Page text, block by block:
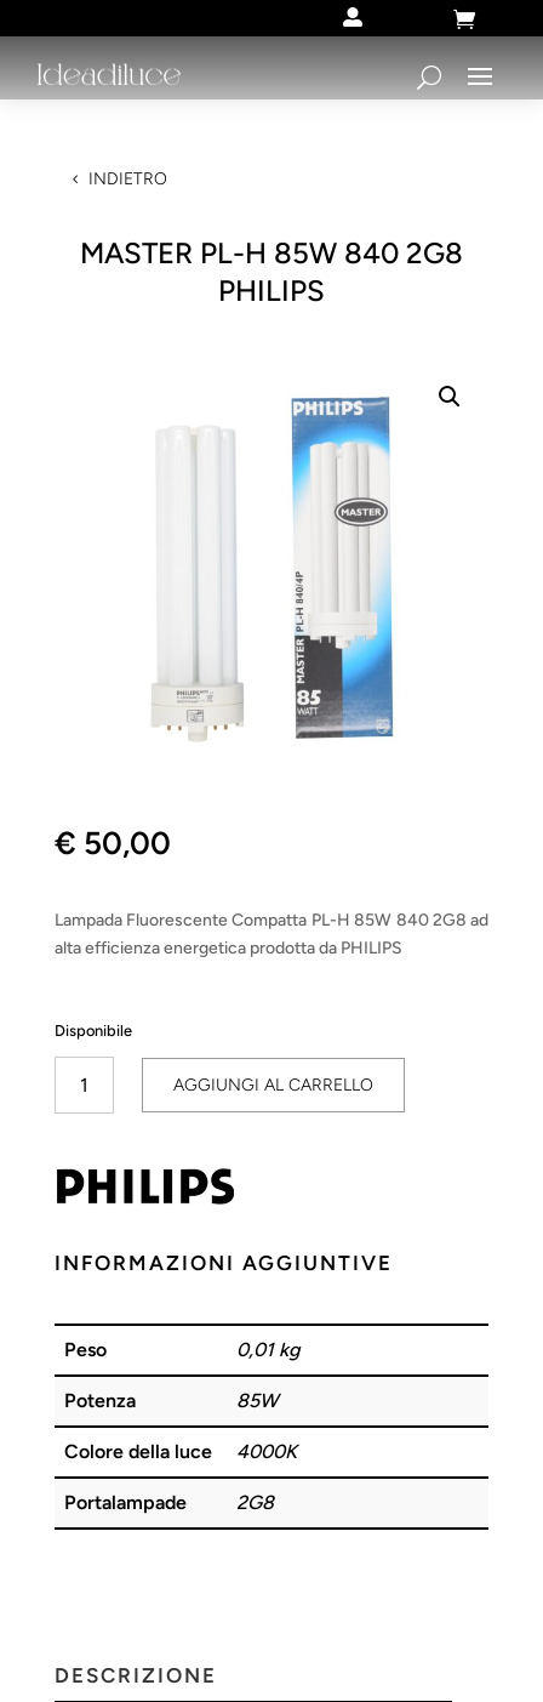
 
INDIETRO
MASTER PL-H 85W 840 2G8
PHILIPS
€ 50,00
Lampada Fluorescente Compatta PL-H 85W 840 2G8 ad
alta efficienza energetica prodotta da PHILIPS
Disponibile
840
2G8
quantità
AGGIUNGI AL CARRELLO
INFORMAZIONI AGGIUNTIVE
Peso 0,01 kg
Potenza 85W
Colore della luce 4000K
Portalampade 2G8
DESCRIZIONE